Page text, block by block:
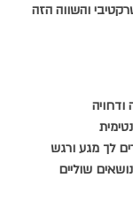
והשווה הזה
שוליים